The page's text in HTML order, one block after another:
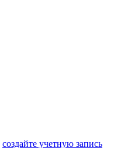
создайте учетную запись